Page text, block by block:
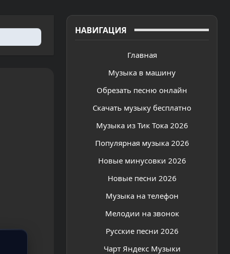
НАВИГАЦИЯ
Главная
Музыка в машину
Обрезать песню онлайн
Скачать музыку бесплатно
Музыка из Тик Тока 2026
Популярная музыка 2026
Новые минусовки 2026
Новые песни 2026
Музыка на телефон
Мелодии на звонок
Русские песни 2026
Чарт Яндекс Музыки